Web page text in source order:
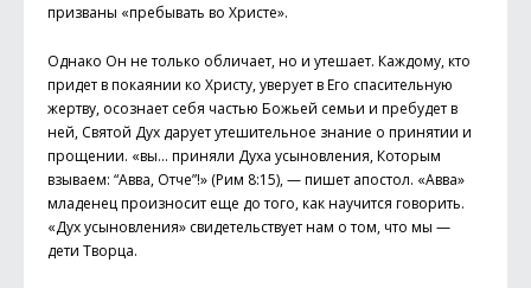
призваны «пребывать во Христе».
Однако Он не только обличает, но и утешает. Каждому, кто
придет в покаянии ко Христу, уверует в Его спасительную
жертву, осознает себя частью Божьей семьи и пребудет в
ней, Святой Дух дарует утешительное знание о принятии и
прощении. «вы… приняли Духа усыновления, Которым
взываем: “Авва, Отче”!» (Рим 8:15), — пишет апостол. «Авва»
младенец произносит еще до того, как научится говорить.
«Дух усыновления» свидетельствует нам о том, что мы —
дети Творца.